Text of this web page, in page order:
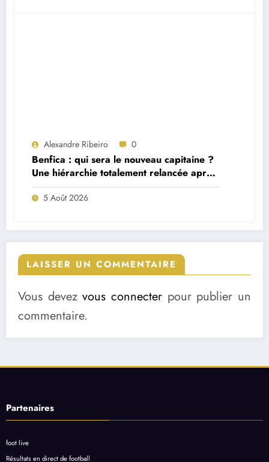
Alexandre Ribeiro 0
Benfica : qui sera le nouveau capitaine ?
Une hiérarchie totalement relancée après
deux départs majeurs
5 Août 2026
LAISSER UN COMMENTAIRE
Vous devezvous connecter pour publier un
commentaire.
Partenaires
foot live
Résultats en direct de football